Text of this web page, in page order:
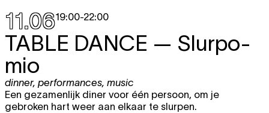
11.0619:00-22:00
TABLE DANCE — Slurpo-
mio
dinner, performances, music
Een gezamenlijk diner voor één persoon, om je
gebroken hart weer aan elkaar te slurpen.